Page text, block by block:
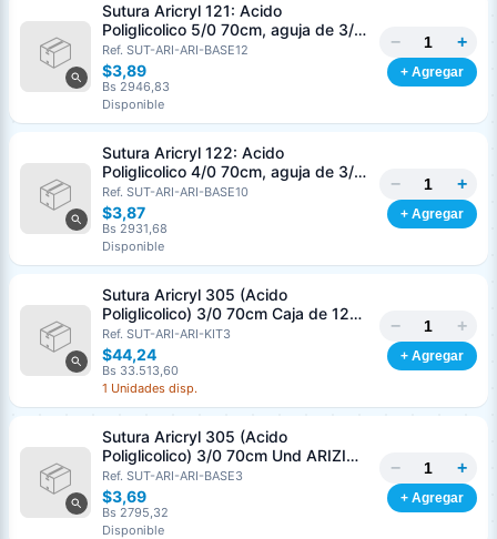
Sutura Aricryl 121: Acido
Poliglicolico 5/0 70cm, aguja de 3/8
Corte Inverso 19mm Und ARIZI
Absorbible
Ref. SUT-ARI-ARI-BASE12
$3,89
Bs 2946,83
Disponible
− +
+ Agregar
Sutura Aricryl 122: Acido
Poliglicolico 4/0 70cm, aguja de 3/8
Corte Inverso 19mm Und ARIZI
Absorbible
Ref. SUT-ARI-ARI-BASE10
$3,87
Bs 2931,68
Disponible
− +
+ Agregar
Sutura Aricryl 305 (Acido
Poliglicolico) 3/0 70cm Caja de 12
Unds ARIZI Aguja de 1/2 Circulo
Punta Conica 17mm
Ref. SUT-ARI-ARI-KIT3
$44,24
Bs 33.513,60
1 Unidades disp.
− +
+ Agregar
Sutura Aricryl 305 (Acido
Poliglicolico) 3/0 70cm Und ARIZI
Aguja de 1/2 Circulo Punta Conica
17mm
Ref. SUT-ARI-ARI-BASE3
$3,69
Bs 2795,32
Disponible
− +
+ Agregar